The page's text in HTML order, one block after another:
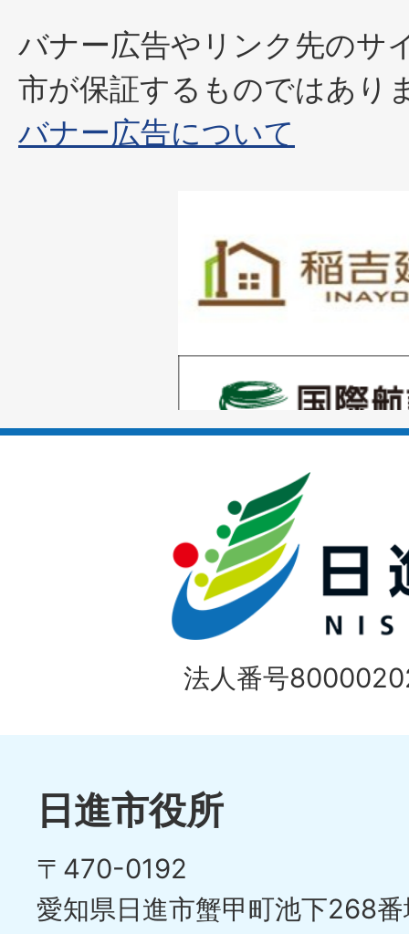
バナー広告やリンク先のサ
市が保証するものではあり
バナー広告について
枚
目
ラ
枚
ス
ラ
イ
ド
1
枚
目
の
イ
目
の
ス
ラ
法人番号
日進市役所
〒470-0192
愛知県日進市蟹甲町池下268